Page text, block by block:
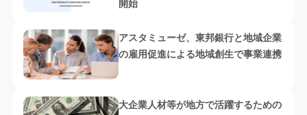
開始
アスタミューゼ、東邦銀行と地域企業
の雇用促進による地域創生で事業連携
大企業人材等が地方で活躍するための